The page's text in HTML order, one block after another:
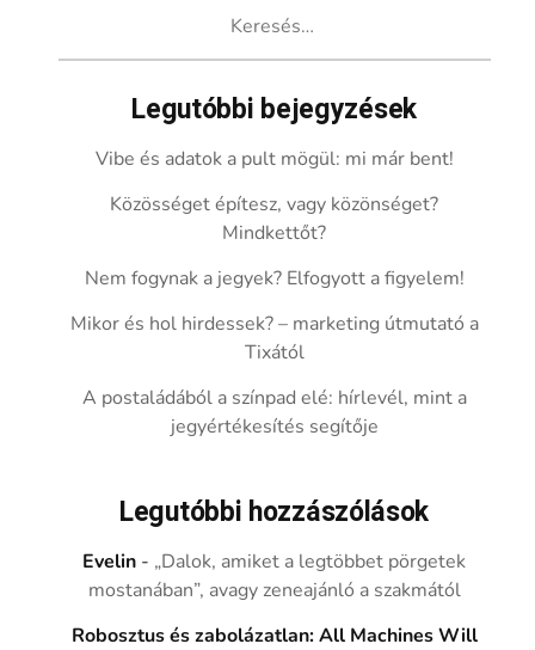
Legutóbbi bejegyzések
Vibe és adatok a pult mögül: mi már bent!
Közösséget építesz, vagy közönséget?
Mindkettőt?
Nem fogynak a jegyek? Elfogyott a figyelem!
Mikor és hol hirdessek? – marketing útmutató a
Tixától
A postaládából a színpad elé: hírlevél, mint a
jegyértékesítés segítője
Legutóbbi hozzászólások
Evelin - „Dalok, amiket a legtöbbet pörgetek
mostanában”, avagy zeneajánló a szakmától
Robosztus és zabolázatlan: All Machines Will